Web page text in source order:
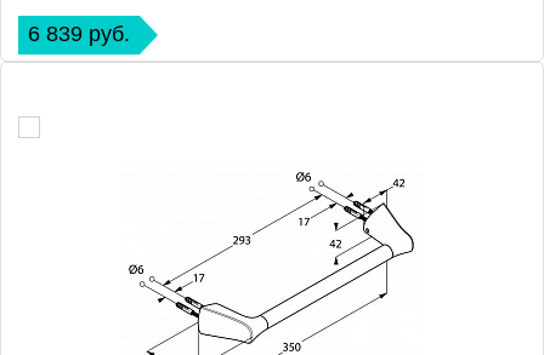
6 839 руб.